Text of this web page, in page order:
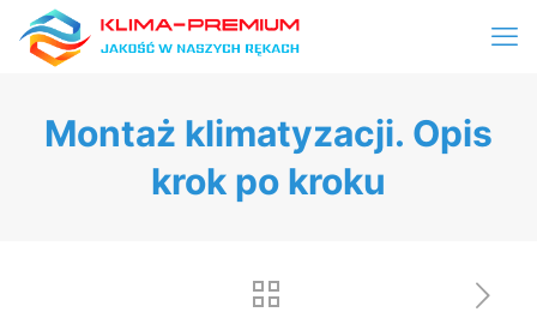
Montaż klimatyzacji. Opis
krok po kroku